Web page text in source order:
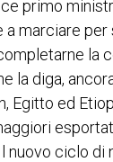
primo
marciare per
la
la diga,
Egitto ed
Il nuovo ciclo